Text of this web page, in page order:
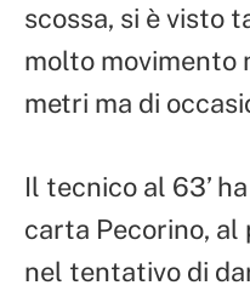
scossa, si è visto
molto
metri ma di
Il tecnico al 63’
carta Pecorino, al
nel tentativo di